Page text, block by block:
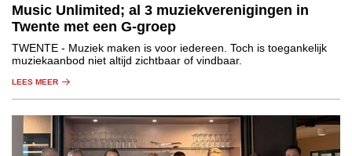
Music Unlimited; al 3 muziekverenigingen in
Twente met een G-groep
TWENTE - Muziek maken is voor iedereen. Toch is toegankelijk
muziekaanbod niet altijd zichtbaar of vindbaar.
LEES MEER